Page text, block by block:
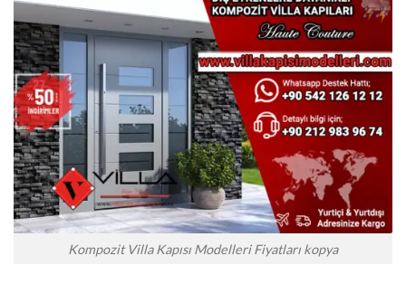
Kompozit Villa Kapısı Modelleri Fiyatları kopya